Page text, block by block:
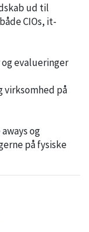
ud til
CIOs, it-
evalueringer
virksomhed på
og
på fysiske